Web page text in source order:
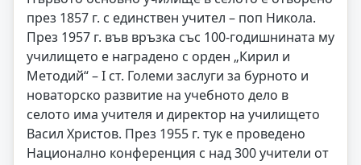
през 1857 г. с единствен учител – поп Никола.
През 1957 г. във връзка със 100-годишнината му
училището е наградено с орден „Кирил и
Методий“ – I ст. Големи заслуги за бурното и
новаторско развитие на учебното дело в
селото има учителя и директор на училището
Васил Христов. През 1955 г. тук е проведено
Национално конференция с над 300 учители от